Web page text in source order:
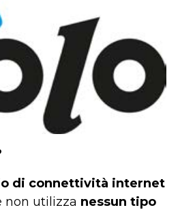
di connettività internet
non utilizza nessun tipo